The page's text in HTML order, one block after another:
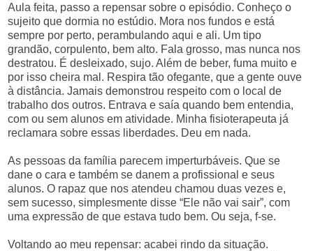
Aula feita, passo a repensar sobre o episódio. Conheço o
sujeito que dormia no estúdio. Mora nos fundos e está
sempre por perto, perambulando aqui e ali. Um tipo
grandão, corpulento, bem alto. Fala grosso, mas nunca nos
destratou. É desleixado, sujo. Além de beber, fuma muito e
por isso cheira mal. Respira tão ofegante, que a gente ouve
à distância. Jamais demonstrou respeito com o local de
trabalho dos outros. Entrava e saía quando bem entendia,
com ou sem alunos em atividade. Minha fisioterapeuta já
reclamara sobre essas liberdades. Deu em nada.
As pessoas da família parecem imperturbáveis. Que se
dane o cara e também se danem a profissional e seus
alunos. O rapaz que nos atendeu chamou duas vezes e,
sem sucesso, simplesmente disse “Ele não vai sair”, com
uma expressão de que estava tudo bem. Ou seja, f-se.
Voltando ao meu repensar: acabei rindo da situação.